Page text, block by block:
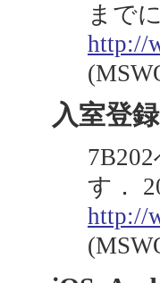
まで
http://
入室登
す．
http://